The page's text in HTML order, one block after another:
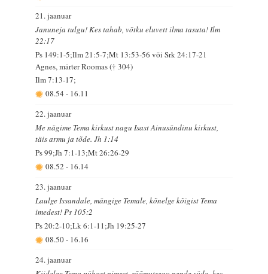
21. jaanuar
Januneja tulgu! Kes tahab, võtku eluvett ilma tasuta! Ilm
22:17
Ps 149:1-5;Ilm 21:5-7;Mt 13:53-56 või Srk 24:17-21
Agnes, märter Roomas († 304)
Ilm 7:13-17;
08.54- 16.11
22. jaanuar
Me nägime Tema kirkust nagu Isast Ainusündinu kirkust,
täis armu ja tõde. Jh 1:14
Ps 99;Jh 7:1-13;Mt 26:26-29
08.52- 16.14
23. jaanuar
Laulge Issandale, mängige Temale, kõnelge kõigist Tema
imedest! Ps 105:2
Ps 20:2-10;Lk 6:1-11;Jh 19:25-27
08.50- 16.16
24. jaanuar